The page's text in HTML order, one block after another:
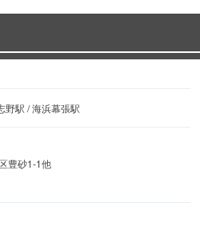
ワレ（クリーム）」「うさぎ
れます。
ピスタチオの香ばしさとコク
ョコと混ぜ合わせたクリーム
コ）」、チーズの甘さと酸
クリームが入った「うさぎ
るそうです。
野駅 / 海浜幕張駅
豊砂1-1他